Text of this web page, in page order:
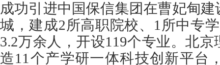
成功引进中国保信集团在曹妃甸
城，建成2所高职院校、1所中专
3.2万余人，开设119个专业。北
造11个产学研一体科技创新平台